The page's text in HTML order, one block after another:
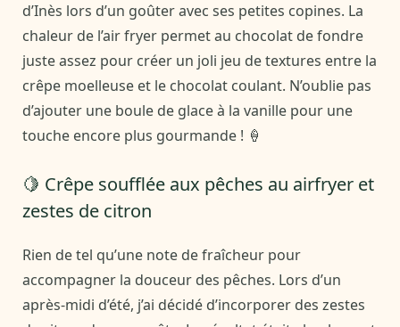
d’Inès lors d’un goûter avec ses petites copines. La
chaleur de l’air fryer permet au chocolat de fondre
juste assez pour créer un joli jeu de textures entre la
crêpe moelleuse et le chocolat coulant. N’oublie pas
d’ajouter une boule de glace à la vanille pour une
touche encore plus gourmande ! 🍦
🍋 Crêpe soufflée aux pêches au airfryer et
zestes de citron
Rien de tel qu’une note de fraîcheur pour
accompagner la douceur des pêches. Lors d’un
après-midi d’été, j’ai décidé d’incorporer des zestes